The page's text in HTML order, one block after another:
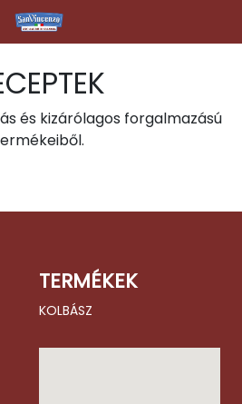
és kizárólagos forgalmazású
TERMÉKEK
KOLBÁSZ